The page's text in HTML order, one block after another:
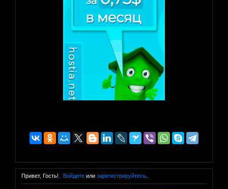
Привет, Гость! Войдитеили зарегистрируйтесь.